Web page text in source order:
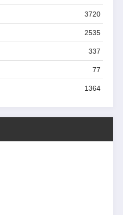
3720
2535
337
77
1364